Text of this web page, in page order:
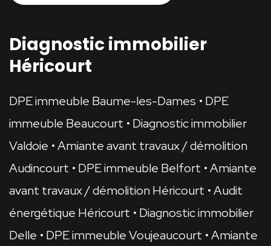
Diagnostic immobilier
Héricourt
DPE immeuble Baume-les-Dames
DPE
immeuble Beaucourt
Diagnostic immobilier
Valdoie
Amiante avant travaux / démolition
Audincourt
DPE immeuble Belfort
Amiante
avant travaux / démolition Héricourt
Audit
énergétique Héricourt
Diagnostic immobilier
Delle
DPE immeuble Voujeaucourt
Amiante